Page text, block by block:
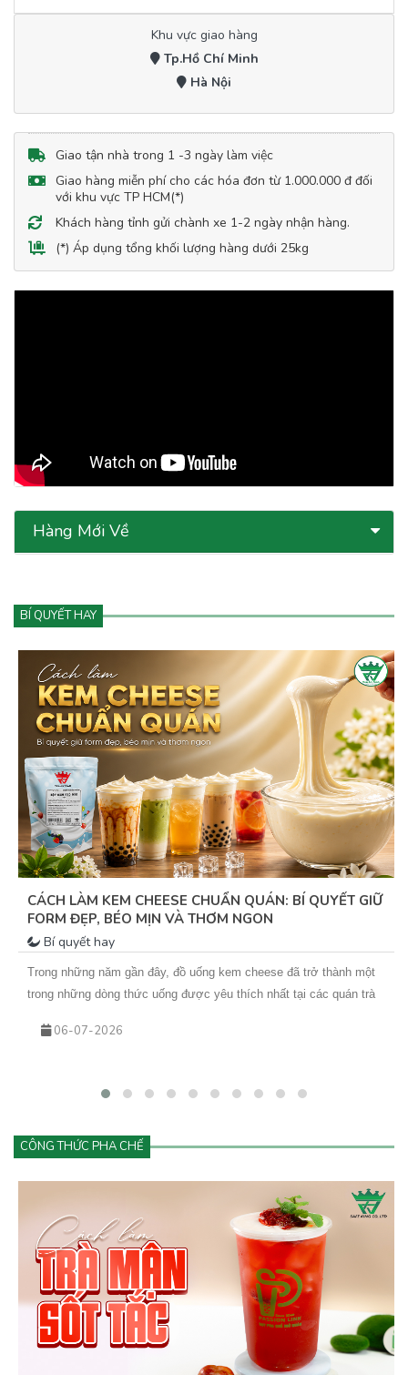
Khu vực giao hàng
Tp.Hồ Chí Minh
Hà Nội
Giao tận nhà trong 1 -3 ngày làm việc
Giao hàng miễn phí cho các hóa đơn từ 1.000.000 đ đối
với khu vực TP HCM(*)
Khách hàng tỉnh gửi chành xe 1-2 ngày nhận hàng.
(*) Áp dụng tổng khối lượng hàng dưới 25kg
Hàng Mới Về
BÍ QUYẾT HAY
MATCHA – “NGÔI SAO XANH” MANG ĐẾN CƠ HỘI
VÀNG CHO QUÁN TRÀ SỮA
Bí quyết hay
Trong vài năm trở lại đây, matcha không chỉ là một nguyên liệu
quen thuộc mà đã trở thành “tâm điểm xu hướng” trong ngành đồ
như matcha kem cheese, matcha dừa, matcha đá xay… tất cả đều
để kinh doanh đồ uống matcha hiệu quả, lâu dài?
25-05-2026
CÔNG THỨC PHA CHẾ